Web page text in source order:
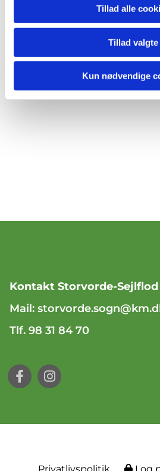
Tillad alle
Tillad valgte
Kun nødvendige
Kontakt Storvorde-
Mail:
Tlf. 98 31 84 70